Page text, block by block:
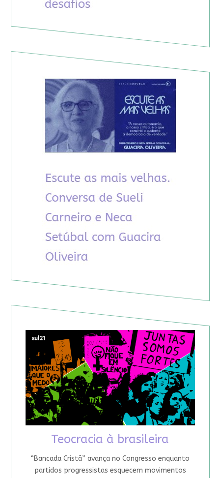
Teocracia à brasileira
“Bancada Cristã” avança no Congresso enquanto
partidos progressistas esquecem movimentos